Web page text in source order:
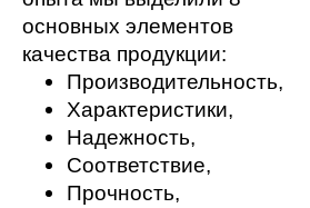
основных элементов
качества продукции:
Производительность,
Характеристики,
Надежность,
Соответствие,
Прочность,